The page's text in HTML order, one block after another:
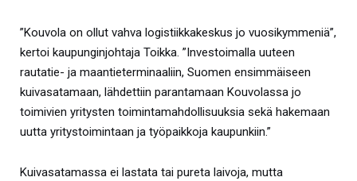
”Kouvola on ollut vahva logistiikkakeskus jo vuosikymmeniä”,
kertoi kaupunginjohtaja Toikka. ”Investoimalla uuteen
rautatie- ja maantieterminaaliin, Suomen ensimmäiseen
kuivasatamaan, lähdettiin parantamaan Kouvolassa jo
toimivien yritysten toimintamahdollisuuksia sekä hakemaan
uutta yritystoimintaan ja työpaikkoja kaupunkiin.”
Kuivasatamassa ei lastata tai pureta laivoja, mutta